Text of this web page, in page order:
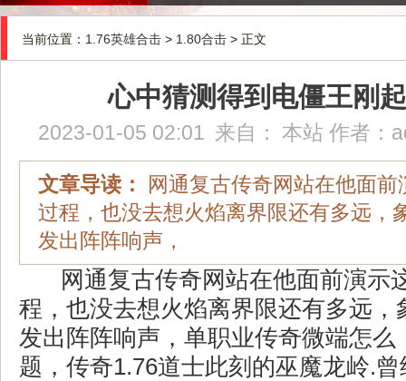
当前位置： 1.76英雄合击 > 1.80合击 > 正文
心中猜测得到电僵王刚
2023-01-05 02:01 来自： 本站 作者：
文章导读：
网通复古传奇网站在他面前
过程，也没去想火焰离界限还有多远，
发出阵阵响声，
网通复古传奇网站在他面前演示
程，也没去想火焰离界限还有多远，
发出阵阵响声，单职业传奇微端怎么
题，传奇1.76道士此刻的巫魔龙岭.